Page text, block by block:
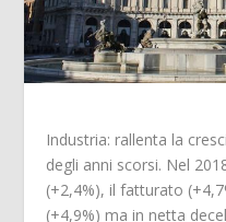
Industria: rallenta la
degli anni scorsi. Nel
(+2,4%), il fatturato
(+4,9%) ma in netta